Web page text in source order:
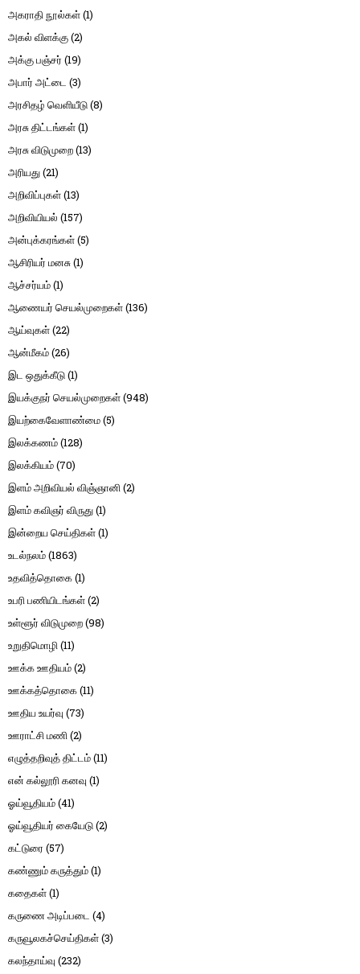
அகராதி நூல்கள்(1)
அகல் விளக்கு(2)
அக்கு பஞ்சர் (19)
அபார் அட்டை (3)
அரசிதழ் வெளியீடு(8)
அரசு திட்டங்கள்(1)
அரசு விடுமுறை(13)
அரியது(21)
அறிவிப்புகள்(13)
அறிவியியல் (157)
அன்புக்கரங்கள்(5)
ஆசிரியர் மனசு(1)
ஆச்சர்யம்(1)
ஆணையர் செயல்முறைகள்(136)
ஆய்வுகள்(22)
ஆன்மீகம்(26)
இட ஒதுக்கீடு(1)
இயக்குநர் செயல்முறைகள்(948)
இயற்கைவேளாண்மை(5)
இலக்கணம்(128)
இலக்கியம்(70)
இளம் அறிவியல் விஞ்ஞானி(2)
இளம் கவிஞர் விருது(1)
இன்றைய செய்திகள்(1)
உடல்நலம்(1863)
உதவித்தொகை(1)
உபரி பணியிடங்கள்(2)
உள்ளூர் விடுமுறை(98)
உறுதிமொழி(11)
ஊக்க ஊதியம்(2)
ஊக்கத்தொகை(11)
ஊதிய உயர்வு (73)
ஊராட்சி மணி(2)
எழுத்தறிவுத் திட்டம்(11)
என் கல்லூரி கனவு (1)
ஓய்வூதியம்(41)
ஓய்வூதியர் கையேடு(2)
கட்டுரை (57)
கண்ணும் கருத்தும்(1)
கதைகள்(1)
கருணை அடிப்படை (4)
கருவூலகச்செய்திகள்(3)
கலந்தாய்வு (232)